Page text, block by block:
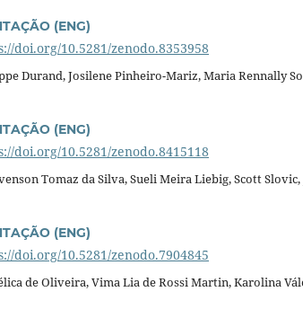
(ENG)
doi.org/10.5281/zenodo.8353958
Durand, Josilene Pinheiro-Mariz, Maria Rennally
(ENG)
doi.org/10.5281/zenodo.8415118
Tomaz da Silva, Sueli Meira Liebig, Scott
(ENG)
doi.org/10.5281/zenodo.7904845
de Oliveira, Vima Lia de Rossi Martin, Karolina